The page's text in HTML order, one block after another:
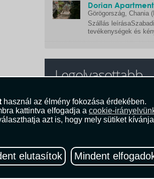
használ az élmény fokozása érdekében.
kattintva elfogadja a cookie-
azt is, hogy mely sütiket
elutasítok Mindent
Görögország, Chania
Szállás
tevékenységek és
Legolvasottabb
Hol és hogyan
delfinekkel
legcukibb...
10
étel/ital